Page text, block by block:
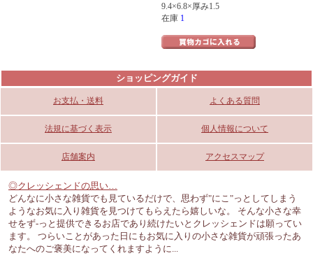
9.4×6.8×厚み1.5
在庫 1
ショッピングガイド
お支払・送料 よくある質問
法規に基づく表示 個人情報について
店舗案内 アクセスマップ
◎クレッシェンドの思い…
どんなに小さな雑貨でも見ているだけで、思わず"にこ"っとしてしまう
ようなお気に入り雑貨を見つけてもらえたら嬉しいな。 そんな小さな幸
せをず-っと提供できるお店であり続けたいとクレッシェンドは願ってい
ます。 つらいことがあった日にもお気に入りの小さな雑貨が頑張ったあ
なたへのご褒美になってくれますように...